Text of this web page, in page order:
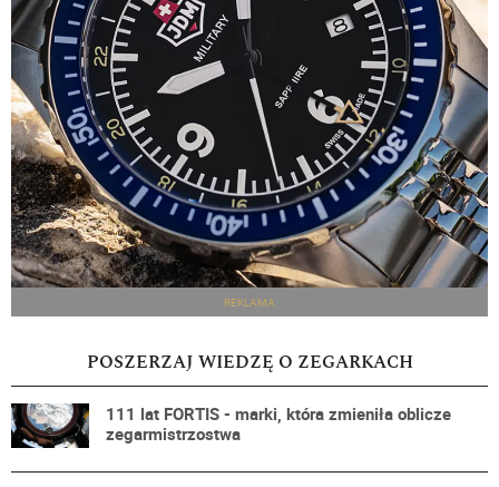
REKLAMA
POSZERZAJ WIEDZĘ O ZEGARKACH
111 lat FORTIS - marki, która zmieniła oblicze
zegarmistrzostwa